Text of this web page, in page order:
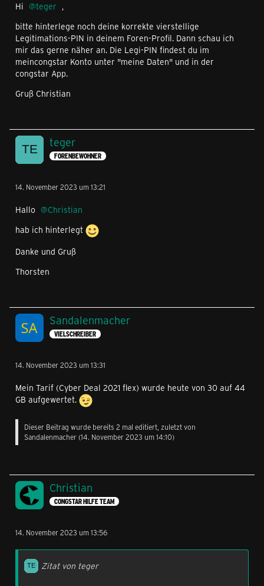
Hi teger ,
bitte hinterlege noch deine korrekte vierstellige
Legitimations-PIN in deinem Foren-Profil. Dann schau ich
mir das gerne näher an. Die Legi-PIN findest du im
meincongstar Konto unter "meine Daten" und in der
congstar App.
Gruß Christian
teger
FORENBEWOHNER
14. November 2023 um 13:21
Hallo
Christian
hab ich hinterlegt
Danke und Gruß
Thorsten
Sandalenmacher
VIELSCHREIBER
14. November 2023 um 13:31
Mein Tarif (Cyber Deal 2021 flex) wurde heute von 30 auf 44
GB aufgewertet.
Dieser Beitrag wurde bereits 2 mal editiert, zuletzt von
Sandalenmacher(14. November 2023 um 14:10)
Christian
CONGSTAR HILFE TEAM
14. November 2023 um 13:56
Zitat von teger